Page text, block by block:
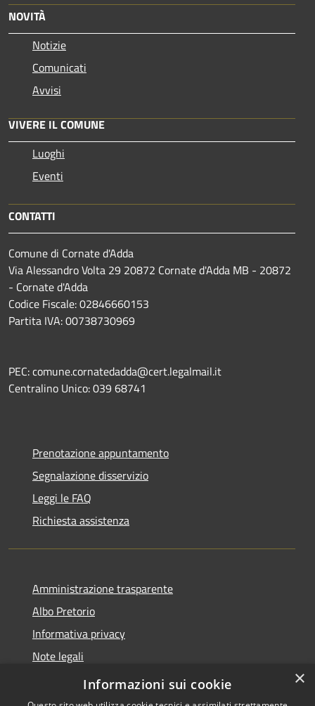
NOVITÀ
Notizie
Comunicati
Avvisi
VIVERE IL COMUNE
Luoghi
Eventi
CONTATTI
Comune di Cornate d'Adda
Via Alessandro Volta 29 20872 Cornate d'Adda MB - 20872
- Cornate d'Adda
Codice Fiscale: 02846660153
Partita IVA: 00738730969
PEC: comune.cornatedadda@cert.legalmail.it
Centralino Unico: 039 68741
Prenotazione appuntamento
Segnalazione disservizio
Leggi le FAQ
Richiesta assistenza
Amministrazione trasparente
Albo Pretorio
Informativa privacy
Note legali
Dichiarazione di accessibilità
×
Informazioni sui cookie